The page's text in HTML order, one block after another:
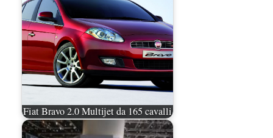
Fiat Bravo 2.0 Multijet da 165 cavalli